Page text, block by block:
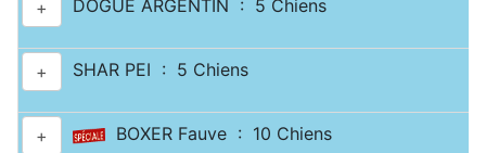
+ DOGUE ARGENTIN : 5 Chiens
+ SHAR PEI : 5 Chiens
+ BOXER Fauve : 10 Chiens